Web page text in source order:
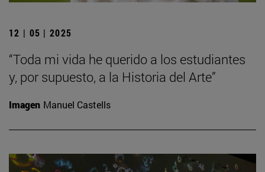
12 | 05 | 2025
“Toda mi vida he querido a los estudiantes
y, por supuesto, a la Historia del Arte”
Imagen Manuel Castells